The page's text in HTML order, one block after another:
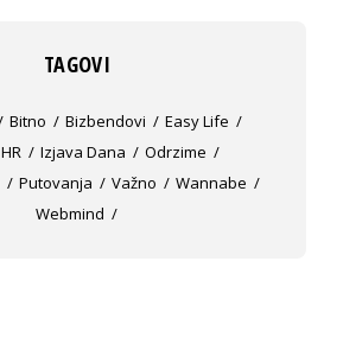
TAGOVI
Bitno Bizbendovi
Easy Life
HR Izjava Dana
Odrzime
Putovanja Važno
Wannabe
Webmind